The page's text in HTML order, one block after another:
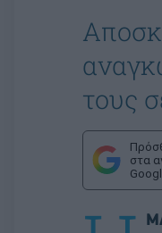
τους
στα